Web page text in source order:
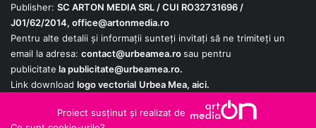
Publisher: SC ARTON MEDIA SRL / CUI RO32731696 /
J01/62/2014, office@artonmedia.ro
Pentru alte detalii și informații sunteți invitați să ne trimiteți un
email la adresa: contact@urbeamea.rosau pentru
publicitate lapublicitate@urbeamea.ro.
Link download logo vectorial Urbea Mea, aici.
Proiect susținut și realizat de